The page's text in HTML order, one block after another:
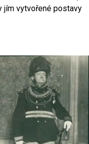
jím vytvořené postavy